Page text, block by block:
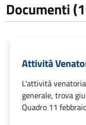
Documenti
Attività
L'attività
generale, trova
Quadro 11